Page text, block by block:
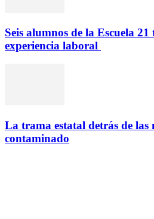
Seis alumnos de la Escuela
experiencia laboral
La trama estatal detrás de las
contaminado